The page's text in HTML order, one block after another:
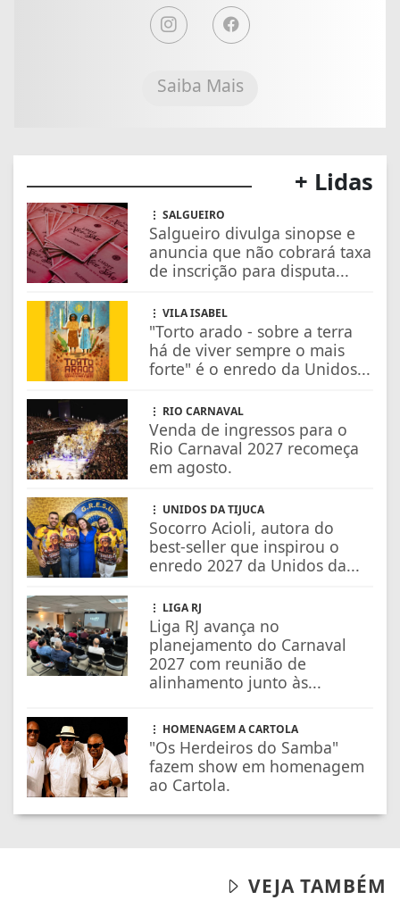
Saiba Mais
+ Lidas
SALGUEIRO
Salgueiro divulga sinopse e
anuncia que não cobrará taxa
de inscrição para disputa...
VILA ISABEL
"Torto arado - sobre a terra
há de viver sempre o mais
forte" é o enredo da Unidos...
RIO CARNAVAL
Venda de ingressos para o
Rio Carnaval 2027 recomeça
em agosto.
UNIDOS DA TIJUCA
Socorro Acioli, autora do
best-seller que inspirou o
enredo 2027 da Unidos da...
LIGA RJ
Liga RJ avança no
planejamento do Carnaval
2027 com reunião de
alinhamento junto às...
HOMENAGEM A CARTOLA
"Os Herdeiros do Samba"
fazem show em homenagem
ao Cartola.
VEJA TAMBÉM